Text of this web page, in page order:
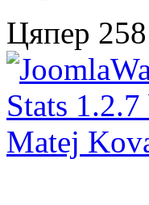
Цяпер